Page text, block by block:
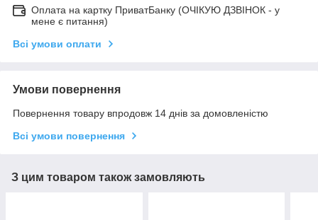
Оплата на картку ПриватБанку (ОЧІКУЮ ДЗВІНОК - у
мене є питання)
Всі умови оплати
Умови повернення
Повернення товару впродовж 14 днів за домовленістю
Всі умови повернення
З цим товаром також замовляють